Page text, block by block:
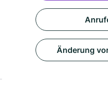
Änderung